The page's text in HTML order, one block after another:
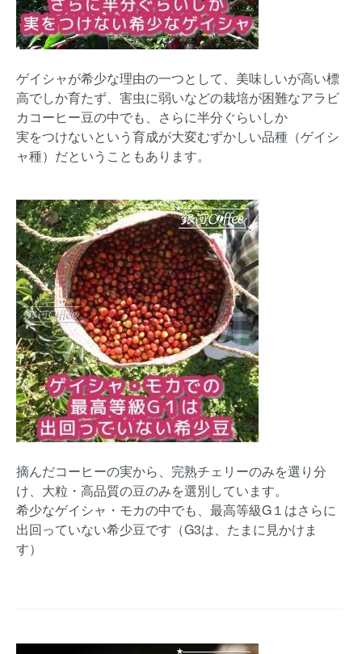
ゲイシャが希少な理由の一つとして、美味しいが高い標
高でしか育たず、害虫に弱いなどの栽培が困難なアラビ
カコーヒー豆の中でも、さらに半分ぐらいしか
実をつけないという育成が大変むずかしい品種（ゲイシ
ャ種）だということもあります。
摘んだコーヒーの実から、完熟チェリーのみを選り分
け、大粒・高品質の豆のみを選別しています。
希少なゲイシャ・モカの中でも、最高等級G１はさらに
出回っていない希少豆です（G3は、たまに見かけま
す）